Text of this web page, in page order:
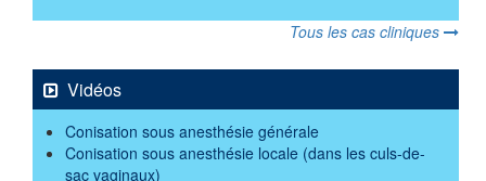
Tous les cas cliniques
Vidéos
Conisation sous anesthésie générale
Conisation sous anesthésie locale (dans les culs-de-
sac vaginaux)